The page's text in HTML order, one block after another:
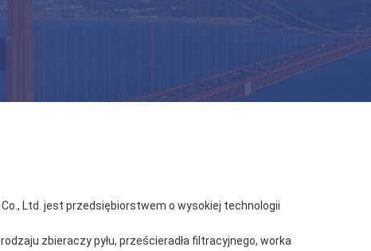
Ltd. jest przedsiębiorstwem o wysokiej technologii
zbieraczy pyłu, prześcieradła filtracyjnego, worka